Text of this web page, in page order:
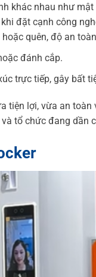
khác nhau như
đặt cạnh công
quên, độ an
đánh cắp.
trực tiếp, gây bất
tiện lợi, vừa an
tổ chức đang dần